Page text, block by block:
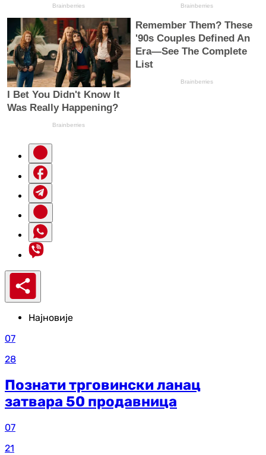
Најновије
07
28
Познати трговински ланац
затвара 50 продавница
07
21